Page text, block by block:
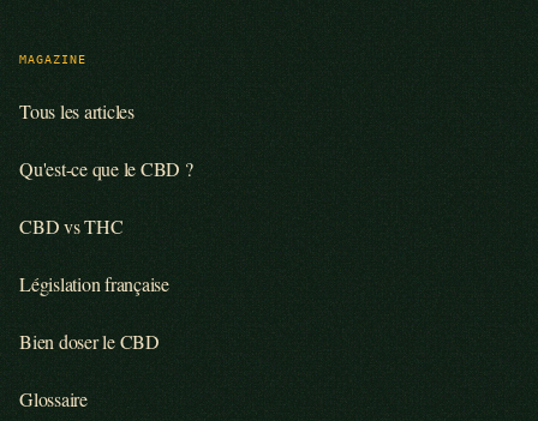
MAGAZINE
Tous les articles
Qu'est-ce que le CBD ?
CBD vs THC
Législation française
Bien doser le CBD
Glossaire